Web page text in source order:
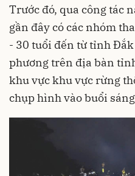
Trước đó, qua công tác
gần đây có các nhóm
- 30 tuổi đến từ tỉnh
phương trên địa bàn
khu vực khu vực rừng
chụp hình vào buổi